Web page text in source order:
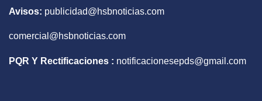
Avisos: publicidad@hsbnoticias.com
comercial@hsbnoticias.com
PQR Y Rectificaciones : notificacionesepds@gmail.com